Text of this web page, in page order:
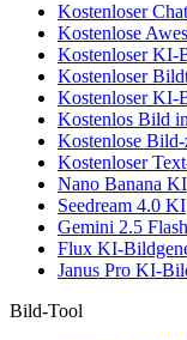
Kostenloser
Kostenlose
Kostenloser KI-
Kostenloser
Kostenloser KI-
Kostenlos Bild
Kostenlose
Kostenloser
Nano Banana KI
Seedream 4.0 KI
Gemini 2.5
Flux KI-
Janus Pro KI-
Bild-Tool